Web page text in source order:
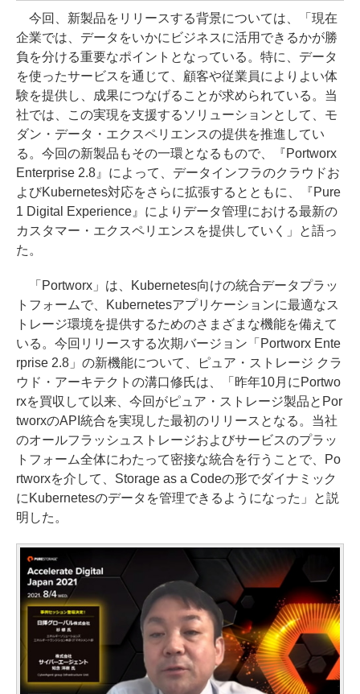
今回、新製品をリリースする背景については、「現在
企業では、データをいかにビジネスに活用できるかが勝
負を分ける重要なポイントとなっている。特に、データ
を使ったサービスを通じて、顧客や従業員によりよい体
験を提供し、成果につなげることが求められている。当
社では、この実現を支援するソリューションとして、モ
ダン・データ・エクスペリエンスの提供を推進してい
る。今回の新製品もその一環となるもので、『Portworx
Enterprise 2.8』によって、データインフラのクラウドお
よびKubernetes対応をさらに拡張するとともに、『Pure
1 Digital Experience』によりデータ管理における最新の
カスタマー・エクスペリエンスを提供していく」と語っ
た。
「Portworx」は、Kubernetes向けの統合データプラッ
トフォームで、Kubernetesアプリケーションに最適なス
トレージ環境を提供するためのさまざまな機能を備えて
いる。今回リリースする次期バージョン「Portworx Ente
rprise 2.8」の新機能について、ピュア・ストレージ クラ
ウド・アーキテクトの溝口修氏は、「昨年10月にPortwo
rxを買収して以来、今回がピュア・ストレージ製品とPor
tworxのAPI統合を実現した最初のリリースとなる。当社
のオールフラッシュストレージおよびサービスのプラッ
トフォーム全体にわたって密接な統合を行うことで、Po
rtworxを介して、Storage as a Codeの形でダイナミック
にKubernetesのデータを管理できるようになった」と説
明した。